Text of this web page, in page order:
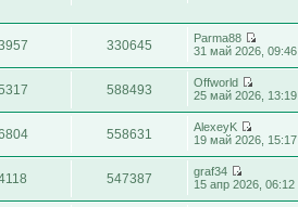
330645
Parma88
31 май 2026, 09:46
588493
Offworld
25 май 2026, 13:19
558631
AlexeyK
19 май 2026, 15:17
547387
graf34
15 апр 2026, 06:12